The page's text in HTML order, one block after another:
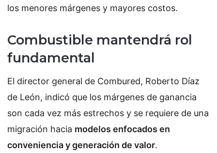
los menores márgenes y mayores costos.
Combustible mantendrá rol
fundamental
El director general de Combured, Roberto Díaz
de León, indicó que los márgenes de ganancia
son cada vez más estrechos y se requiere de una
migración hacia modelos enfocados en
conveniencia y generación de valor.